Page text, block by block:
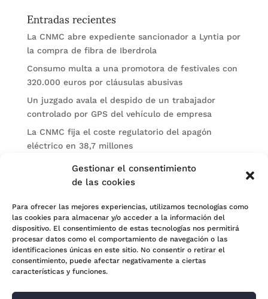
Gestionar el consentimiento
de las cookies
Para ofrecer las mejores experiencias, utilizamos tecnologías como
las cookies para almacenar y/o acceder a la información del
dispositivo. El consentimiento de estas tecnologías nos permitirá
procesar datos como el comportamiento de navegación o las
identificaciones únicas en este sitio. No consentir o retirar el
consentimiento, puede afectar negativamente a ciertas
características y funciones.
Entradas recientes
La CNMC abre expediente sancionador a Lyntia por
la compra de fibra de Iberdrola
Consumo multa a una promotora de festivales con
320.000 euros por cláusulas abusivas
Un juzgado avala el despido de un trabajador
controlado por GPS del vehículo de empresa
La CNMC fija el coste regulatorio del apagón
eléctrico en 38,7 millones
El BOE publica sanciones de la CNMV a Soltec y
Categorías
Actualidad
Noticias Jurídicas
Subastas